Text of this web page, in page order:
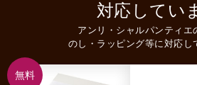
対応してい
アンリ・シャルパンティエ
のし・ラッピング等に対応し
無料